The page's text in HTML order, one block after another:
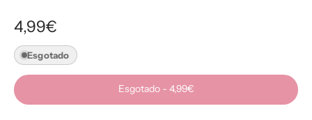
4,99€
Esgotado
Esgotado - 4,99€